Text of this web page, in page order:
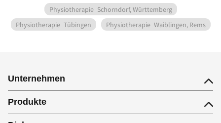
Physiotherapie Schorndorf, Württemberg
Physiotherapie Tübingen Physiotherapie Waiblingen, Rems
Unternehmen
Produkte